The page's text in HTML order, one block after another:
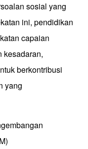
sosial yang
ini, pendidikan
capaian
kesadaran,
berkontribusi
yang